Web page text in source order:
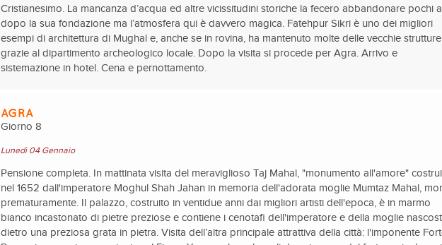
Cristianesimo. La mancanza d’acqua ed altre vicissitudini storiche la fecero abbandonare pochi
dopo la sua fondazione ma l’atmosfera qui è davvero magica. Fatehpur Sikri è uno dei migliori
esempi di architettura di Mughal e, anche se in rovina, ha mantenuto molte delle vecchie strutture
grazie al dipartimento archeologico locale. Dopo la visita si procede per Agra. Arrivo e
sistemazione in hotel. Cena e pernottamento.
AGRA
Giorno 8
Lunedì 04 Gennaio
Pensione completa. In mattinata visita del meraviglioso Taj Mahal, "monumento all'amore"
nel 1652 dall'imperatore Moghul Shah Jahan in memoria dell'adorata moglie Mumtaz Mahal,
prematuramente. Il palazzo, costruito in ventidue anni dai migliori artisti dell'epoca, è in marmo
bianco incastonato di pietre preziose e contiene i cenotafi dell'imperatore e della moglie
dietro una preziosa grata in pietra. Visita dell’altra principale attrattiva della città: l'imponente